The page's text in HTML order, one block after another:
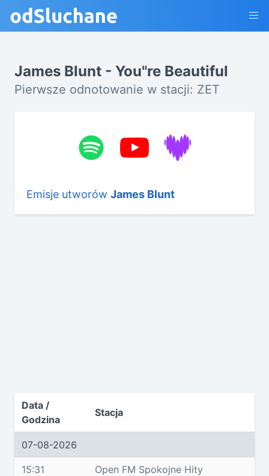
James Blunt - You"re Beautiful
Pierwsze odnotowanie w stacji: ZET
Emisje utworów James Blunt
Data /
Godzina
Stacja
07-08-2026
15:31 Open FM Spokojne Hity